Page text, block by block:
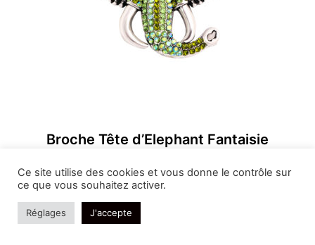
Broche Tête d’Elephant Fantaisie
Ce site utilise des cookies et vous donne le contrôle sur
ce que vous souhaitez activer.
Réglages J'accepte